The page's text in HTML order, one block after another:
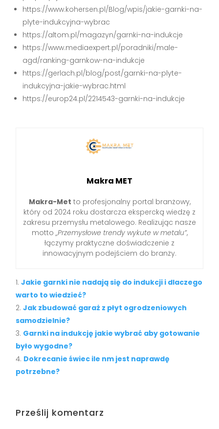
https://www.kohersen.pl/Blog/wpis/jakie-garnki-na-
plyte-indukcyjna-wybrac
https://altom.pl/magazyn/garnki-na-indukcje
https://www.mediaexpert.pl/poradniki/male-
agd/ranking-garnkow-na-indukcje
https://gerlach.pl/blog/post/garnki-na-plyte-
indukcyjna-jakie-wybrac.html
https://europ24.pl/2214543-garnki-na-indukcje
Makra MET
Makra-Met to profesjonalny portal branżowy,
który od 2024 roku dostarcza ekspercką wiedzę z
zakresu przemysłu metalowego. Realizując nasze
motto„Przemysłowe trendy wykute w metalu”,
łączymy praktyczne doświadczenie z
innowacyjnym podejściem do branży.
Jakie garnki nie nadają się do indukcji i dlaczego
warto to wiedzieć?
Jak zbudować garaż z płyt ogrodzeniowych
samodzielnie?
Garnki na indukcję jakie wybrać aby gotowanie
było wygodne?
Dokrecanie świec ile nm jest naprawdę
potrzebne?
Prześlij komentarz